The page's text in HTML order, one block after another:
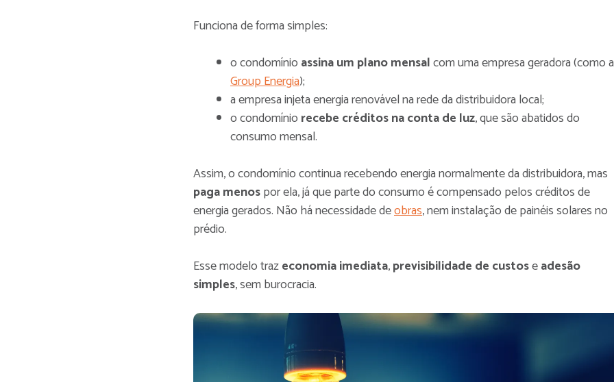
Funciona de forma simples:
o condomínio assina um plano mensalcom uma empresa geradora (como a
Group Energia);
a empresa injeta energia renovável na rede da distribuidora local;
o condomínio recebe créditos na conta de luz, que são abatidos do
consumo mensal.
Assim, o condomínio continua recebendo energia normalmente da distribuidora, mas
paga menospor ela, já que parte do consumo é compensado pelos créditos de
energia gerados. Não há necessidade deobras, nem instalação de painéis solares no
prédio.
Esse modelo trazeconomia imediata,previsibilidade de custoseadesão
simples, sem burocracia.